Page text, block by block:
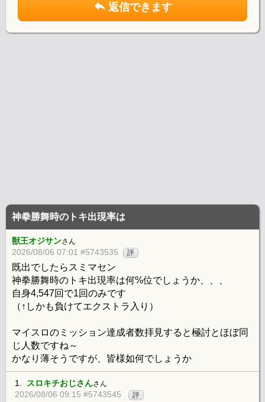
返信できます
神拳勝舞時のトキ出現率は
獣王オジサンさん
2026/08/06 07:01 #5743535 評
既出でしたらスミマセン
神拳勝舞時のトキ出現率は何%位でしょうか、、、
自身4,547回で1回のみです
（↑しかも負けてエクストラ入り）
マイスロのミッション達成者数拝見すると極討とほぼ同
じ人数ですね～
かなり薄そうですが、皆様如何でしょうか
1. スロキチおじさんさん
2026/08/06 09:15 #5743545 評